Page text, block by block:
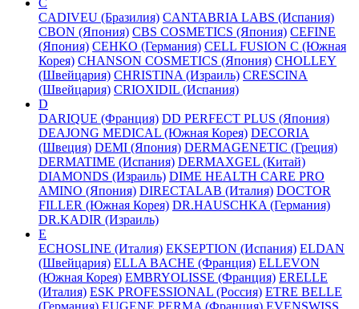
CADIVEU (Бразилия) CANTABRIA LABS (Испания)
CBON (Япония) CBS COSMETICS (Япония) CEFINE
(Япония) CEHKO (Германия) CELL FUSION C (Южная
Корея) CHANSON COSMETICS (Япония) CHOLLEY
(Швейцария) CHRISTINA (Израиль) CRESCINA
(Швейцария) CRIOXIDIL (Испания)
D
DARIQUE (Франция) DD PERFECT PLUS (Япония)
DEAJONG MEDICAL (Южная Корея) DECORIA
(Швеция) DEMI (Япония) DERMAGENETIC (Греция)
DERMATIME (Испания) DERMAXGEL (Китай)
DIAMONDS (Израиль) DIME HEALTH CARE PRO
AMINO (Япония) DIRECTALAB (Италия) DOCTOR
FILLER (Южная Корея) DR.HAUSCHKA (Германия)
DR.KADIR (Израиль)
E
ECHOSLINE (Италия) EKSEPTION (Испания) ELDAN
(Швейцария) ELLA BACHE (Франция) ELLEVON
(Южная Корея) EMBRYOLISSE (Франция) ERELLE
(Италия) ESK PROFESSIONAL (Россия) ETRE BELLE
(Германия) EUGENE PERMA (Франция) EVENSWISS